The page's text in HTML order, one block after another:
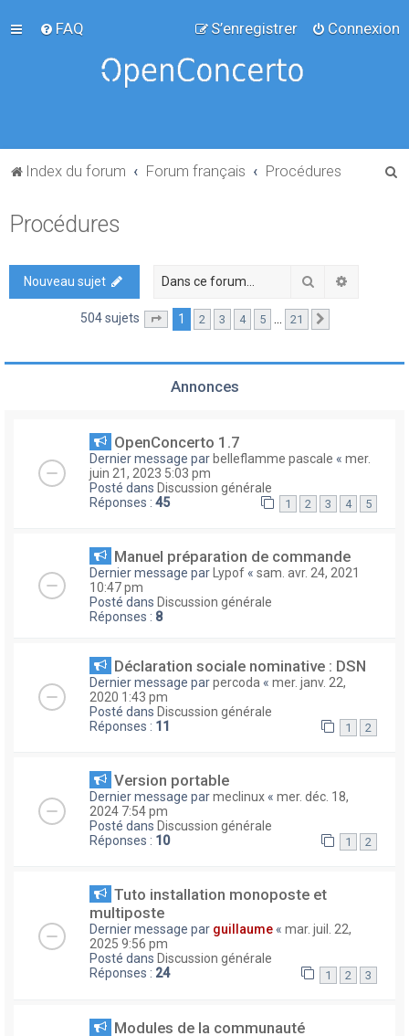
FAQ Connexion
S’enregistrer
Index du forum Forum français Procédures
Procédures
Nouveau sujet Rechercher
504 sujets Page sur21
1 2 3 4 5 … 21
Annonces
OpenConcerto 1.7
Dernier message par belleflamme pascale « mer.
juin 21, 2023 5:03 pm
Posté dans Discussion générale
Réponses : 45 1 2 3 4 5
Manuel préparation de commande
Dernier message par Lypof « sam. avr. 24, 2021
10:47 pm
Posté dans Discussion générale
Réponses : 8
Déclaration sociale nominative : DSN
Dernier message parpercoda « mer. janv. 22,
2020 1:43 pm
Posté dans Discussion générale
Réponses : 11 1 2
Version portable
Dernier message parmeclinux « mer. déc. 18,
2024 7:54 pm
Posté dans Discussion générale
Réponses : 10 1 2
Tuto installation monoposte et
multiposte
Dernier message par guillaume « mar. juil. 22,
2025 9:56 pm
Posté dans Discussion générale
Réponses : 24 1 2 3
Modules de la communauté